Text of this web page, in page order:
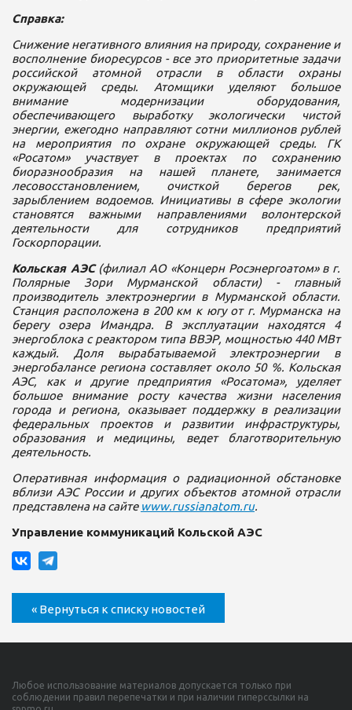
Справка:
Снижение негативного влияния на природу, сохранение и
восполнение биоресурсов - все это приоритетные задачи
российской атомной отрасли в области охраны
окружающей среды. Атомщики уделяют большое
внимание модернизации оборудования,
обеспечивающего выработку экологически чистой
энергии, ежегодно направляют сотни миллионов рублей
на мероприятия по охране окружающей среды. ГК
«Росатом» участвует в проектах по сохранению
биоразнообразия на нашей планете, занимается
лесовосстановлением, очисткой берегов рек,
зарыблением водоемов. Инициативы в сфере экологии
становятся важными направлениями волонтерской
деятельности для сотрудников предприятий
Госкорпорации.
Кольская АЭС(филиал АО «Концерн Росэнергоатом» в г.
Полярные Зори Мурманской области) - главный
производитель электроэнергии в Мурманской области.
Станция расположена в 200 км к югу от г. Мурманска на
берегу озера Имандра. В эксплуатации находятся 4
энергоблока с реактором типа ВВЭР, мощностью 440 МВт
каждый. Доля вырабатываемой электроэнергии в
энергобалансе региона составляет около 50 %. Кольская
АЭС, как и другие предприятия «Росатома», уделяет
большое внимание росту качества жизни населения
города и региона, оказывает поддержку в реализации
федеральных проектов и развитии инфраструктуры,
образования и медицины, ведет благотворительную
деятельность.
Оперативная информация о радиационной обстановке
вблизи АЭС России и других объектов атомной отрасли
представлена на сайте www.russianatom.ru.
Управление коммуникаций Кольской АЭС
« Вернуться к списку новостей
Любое использование материалов допускается только при
соблюдении правил перепечатки и при наличии гиперссылки на